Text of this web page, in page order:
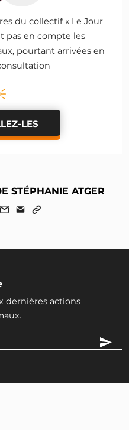
du collectif « Le Jour
pas en compte les
pourtant arrivées en
LES
STÉPHANIE ATGER
dernières actions